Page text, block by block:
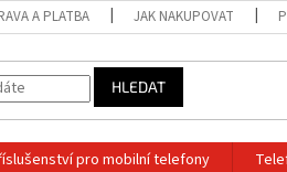
A PLATBA JAK NAKUPOVAT
HLEDAT
pro mobilní telefony